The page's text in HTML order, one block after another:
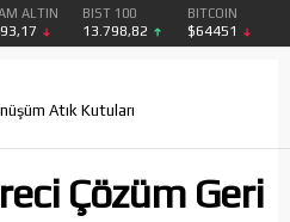
ALTIN BIST 100
13.798,82
BITCOIN
$64451
Atık Kutuları
Çözüm Geri